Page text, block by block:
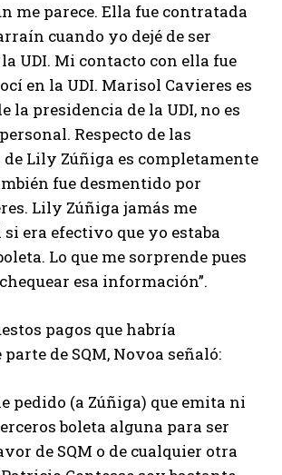
me parece. Ella fue contratada
cuando yo dejé de ser
UDI. Mi contacto con ella fue
en la UDI. Marisol Cavieres es
la presidencia de la UDI, no es
Respecto de las
Lily Zúñiga es completamente
fue desmentido por
Lily Zúñiga jamás me
era efectivo que yo estaba
Lo que me sorprende pues
esa información”.
pagos que habría
de SQM, Novoa señaló:
pedido (a Zúñiga) que emita ni
boleta alguna para ser
de SQM o de cualquier otra